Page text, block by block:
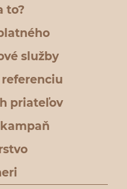
to?
služby
priateľov